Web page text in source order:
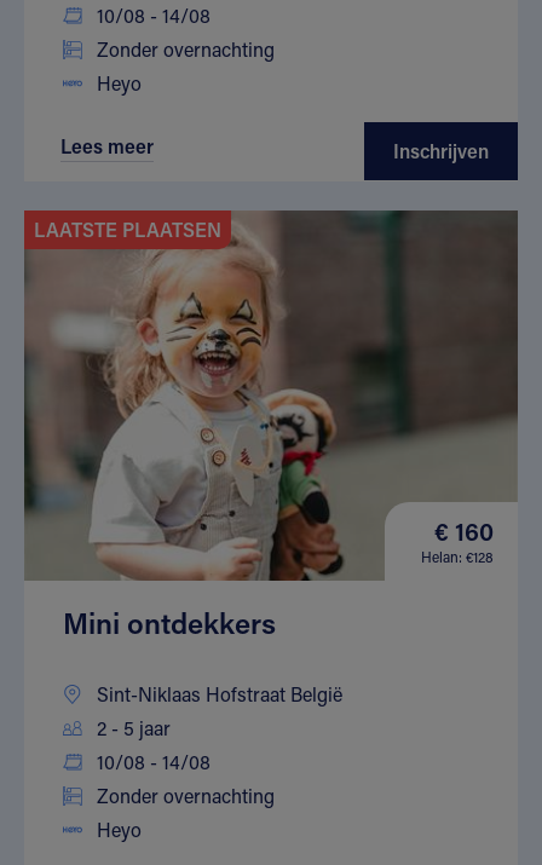
10/08 - 14/08
Zonder overnachting
Heyo
Lees meer Inschrijven
LAATSTE PLAATSEN
€ 160
Helan: €128
Mini ontdekkers
Sint-Niklaas Hofstraat België
2 - 5 jaar
10/08 - 14/08
Zonder overnachting
Heyo